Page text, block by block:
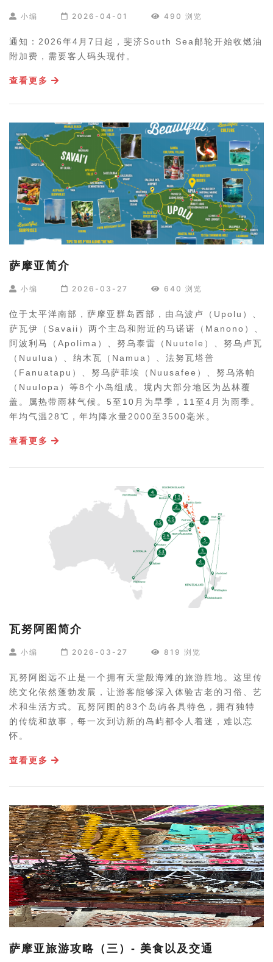
小编 2026-04-01 490 浏览
通知：2026年4月7日起，斐济South Sea邮轮开始收燃油
附加费，需要客人码头现付。
查看更多
萨摩亚简介
小编 2026-03-27 640 浏览
位于太平洋南部，萨摩亚群岛西部，由乌波卢（Upolu）、
萨瓦伊（Savaii）两个主岛和附近的马诺诺（Manono）、
阿波利马（Apolima）、努乌泰雷（Nuutele）、努乌卢瓦
（Nuulua）、纳木瓦（Namua）、法努瓦塔普
（Fanuatapu）、努乌萨菲埃（Nuusafee）、努乌洛帕
（Nuulopa）等8个小岛组成。境内大部分地区为丛林覆
盖。属热带雨林气候。5至10月为旱季，11至4月为雨季。
年均气温28℃，年均降水量2000至3500毫米。
查看更多
瓦努阿图简介
小编 2026-03-27 819 浏览
瓦努阿图远不止是一个拥有天堂般海滩的旅游胜地。这里传
统文化依然蓬勃发展，让游客能够深入体验古老的习俗、艺
术和生活方式。瓦努阿图的83个岛屿各具特色，拥有独特
的传统和故事，每一次到访新的岛屿都令人着迷，难以忘
怀。
查看更多
萨摩亚旅游攻略（三）- 美食以及交通